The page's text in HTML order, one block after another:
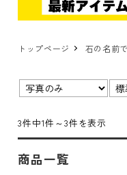
トップページ 石の名前
3件中1件～3件を表示
商品一覧